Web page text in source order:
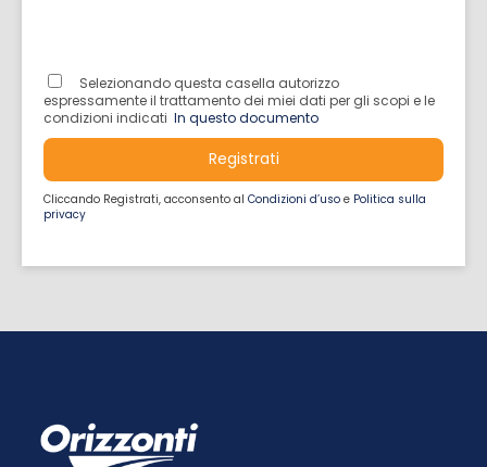
Selezionando questa casella autorizzo
espressamente il trattamento dei miei dati per gli scopi e le
condizioni indicati In questo documento
Registrati
Cliccando Registrati, acconsento al Condizioni d’uso e Politica sulla
privacy